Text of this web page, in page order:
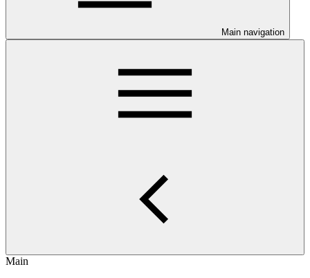
Main navigation
Main